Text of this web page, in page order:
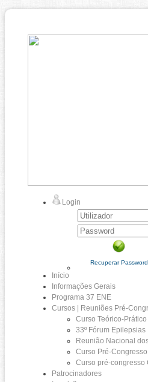
Login
Recuperar Password
Início
Informações Gerais
Programa 37 ENE
Cursos | Reuniões Pré-
Curso Teórico-
33º Fórum
Reunião Nacional
Curso Pré-
Curso pré-congresso
Patrocinadores